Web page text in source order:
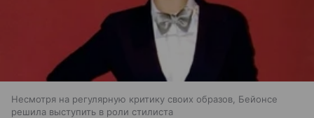
Несмотря на регулярную критику своих образов, Бейонсе
решила выступить в роли стилиста